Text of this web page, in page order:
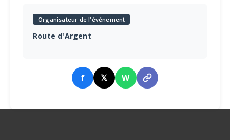
Organisateur de l'événement
Route d'Argent
f 𝕏 W